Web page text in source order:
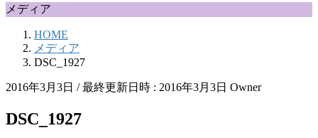
キ
に
メディア
HOME
メディア
DSC_1927
2016年3月3日 / 最終更新日時 : 2016年3月3日 Owner
DSC_1927